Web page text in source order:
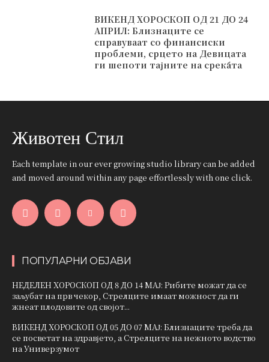
ВИКЕНД ХОРОСКОП ОД 21 ДО 24
АПРИЛ: Близнаците се
справуваат со финансиски
проблеми, срцето на Девицата
ги шепоти тајните на среќата
Животен Стил
Each template in our ever growing studio library can be added
and moved around within any page effortlessly with one click.
ПОПУЛАРНИ ОБЈАВИ
НЕДЕЛЕН ХОРОСКОП ОД 8 ДО 14 МАЈ: Рибите можат да се
заљубат на прв чекор, Стрелците имаат можност да ги
жнеат плодовите од својот...
ВИКЕНД ХОРОСКОП ОД 05 ДО 07 МАЈ: Близнаците треба да
се посветат на здравјето, а Стрелците на нежното водство
на Универзумот